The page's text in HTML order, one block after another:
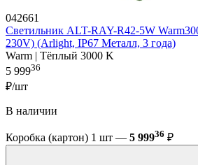
042661
Светильник ALT-RAY-R42-5W
230V) (Arlight, IP67 Металл, 3 года)
Warm | Тёплый 3000 K
5 99936
₽/шт
В наличии
Коробка (картон) 1 шт — 5 99936 ₽